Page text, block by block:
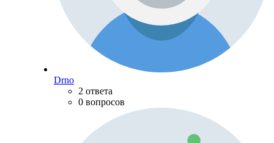
Drno
2 ответа
0 вопросов